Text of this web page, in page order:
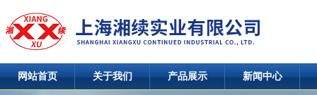
网站首页 关于我们 产品展示 新闻中心